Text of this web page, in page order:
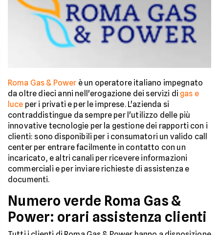
Roma Gas & Power è un operatore italiano impegnato
da oltre dieci anni nell'erogazione dei servizi di gas e
luce per i privati e per le imprese. L'azienda si
contraddistingue da sempre per l'utilizzo delle più
innovative tecnologie per la gestione dei rapporti con i
clienti: sono disponibili per i consumatori un valido call
center per entrare facilmente in contatto con un
incaricato, e altri canali per ricevere informazioni
commerciali e per inviare richieste di assistenza e
documenti.
Numero verde Roma Gas &
Power: orari assistenza clienti